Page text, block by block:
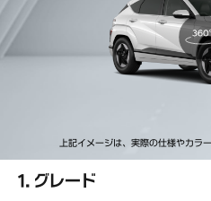
上記イメージは、実際の仕様やカラ
1. グレード